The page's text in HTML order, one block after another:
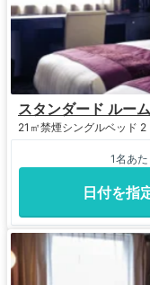
スタンダード ルー
21㎡禁煙シングルベッド 2
1名あた
日付を指